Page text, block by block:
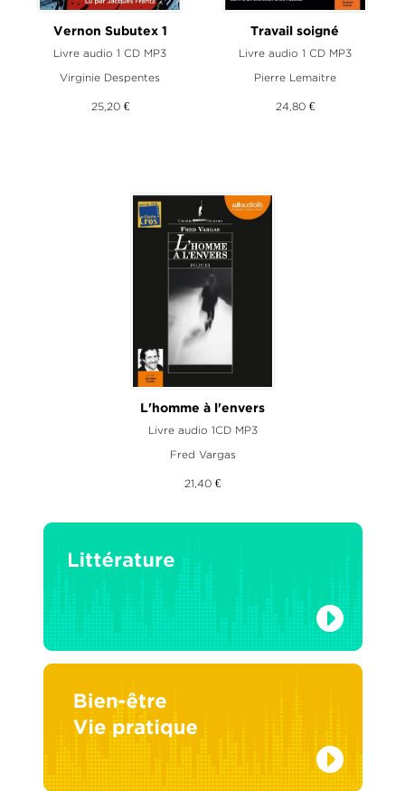
Vernon Subutex 1
Livre audio 1 CD MP3
Virginie Despentes
25,20 €
Travail soigné
Livre audio 1 CD MP3
Pierre Lemaitre
24,80 €
L'homme à l'envers
Livre audio 1CD MP3
Fred Vargas
21,40 €